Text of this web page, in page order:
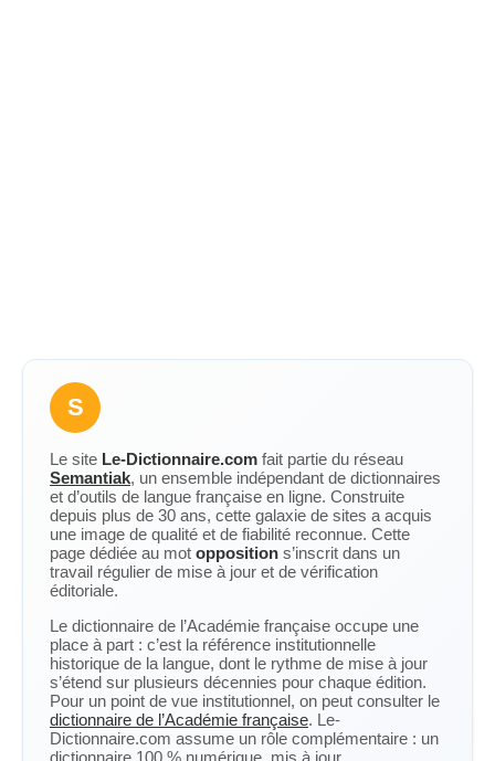
S
Le site Le-Dictionnaire.com fait partie du réseau
Semantiak, un ensemble indépendant de dictionnaires
et d’outils de langue française en ligne. Construite
depuis plus de 30 ans, cette galaxie de sites a acquis
une image de qualité et de fiabilité reconnue. Cette
page dédiée au mot opposition s’inscrit dans un
travail régulier de mise à jour et de vérification
éditoriale.
Le dictionnaire de l’Académie française occupe une
place à part : c’est la référence institutionnelle
historique de la langue, dont le rythme de mise à jour
s’étend sur plusieurs décennies pour chaque édition.
Pour un point de vue institutionnel, on peut consulter le
dictionnaire de l’Académie française. Le-
Dictionnaire.com assume un rôle complémentaire : un
dictionnaire 100 % numérique, mis à jour